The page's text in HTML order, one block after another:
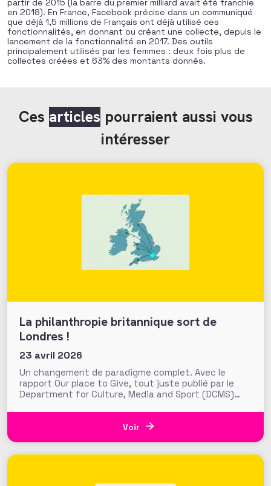
partir de 2015 (la barre du premier milliard avait été franchie
en 2018). En France, Facebook précise dans un communiqué
que déjà 1,5 millions de Français ont déjà utilisé ces
fonctionnalités, en donnant ou créant une collecte, depuis le
lancement de la fonctionnalité en 2017. Des outils
principalement utilisés par les femmes : deux fois plus de
collectes créées et 63% des montants donnés.
Ces articles pourraient aussi vous
intéresser
La philanthropie britannique sort de
Londres !
23 avril 2026
Un changement de paradigme complet. Avec le
rapport Our place to Give, tout juste publié par le
Department for Culture, Media and Sport (DCMS)
d’une nouvelle ambition publique pour la
philanthropie au Royaume-Uni. Objectif : « sortir la
Voir